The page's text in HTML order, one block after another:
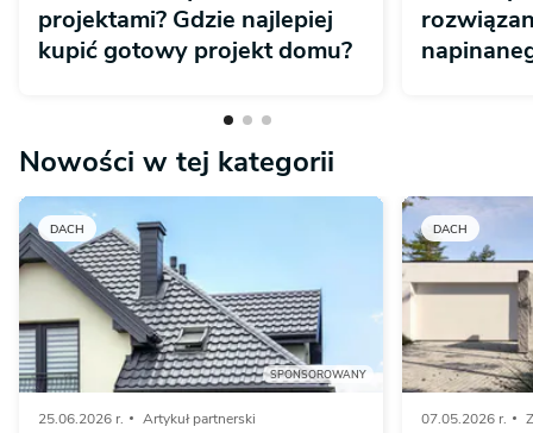
projektami? Gdzie najlepiej
kupić gotowy projekt domu?
Nowości w tej kategorii
DACH
SPONSOROWANY
25.06.2026 r. Artykuł partnerski
DACH
07.05.2026 r.